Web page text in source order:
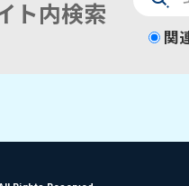
ト内検索
検
索関